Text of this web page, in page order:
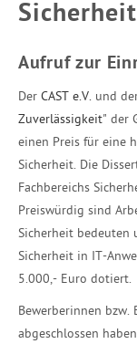
Aufruf zur
Der CAST e.V. und
Zuverlässigkeit" der
einen Preis für eine
Sicherheit. Die
Fachbereichs
Preiswürdig sind
Sicherheit bedeuten
Sicherheit in IT-
5.000,- Euro dotiert.
Bewerberinnen
abgeschlossen